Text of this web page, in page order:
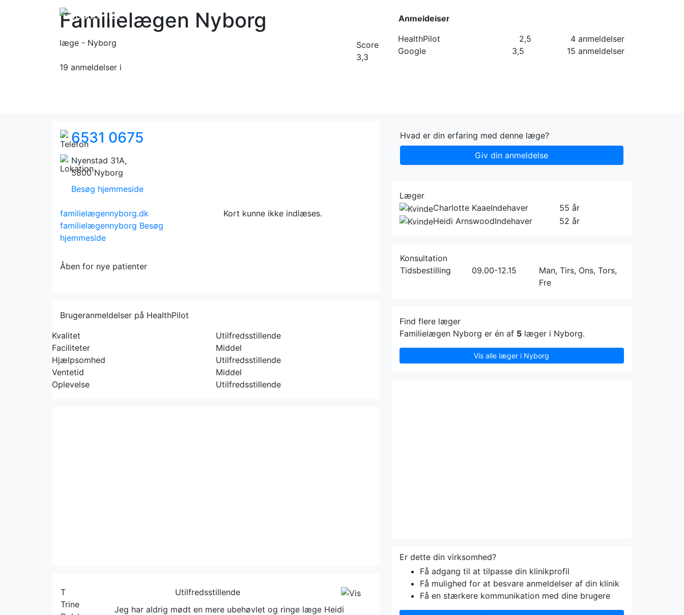
Forside Kategorier
Familielægen Nyborg
læge - Nyborg
19 anmeldelser i
Score
3,3
Anmeldelser
HealthPilot
2,5
4 anmeldelser
Google
3,5 15 anmeldelser
6531 0675
Nyenstad 31A,
5800 Nyborg
Besøg hjemmeside
familielægennyborg.dk
familielægennyborg Besøg
hjemmeside
Kort kunne ikke indlæses.
Åben for nye patienter
Brugeranmeldelser på HealthPilot
Kvalitet
Utilfredsstillende
Faciliteter
Middel
Hjælpsomhed
Utilfredsstillende
Ventetid
Middel
Oplevelse
Utilfredsstillende
T
Trine
Utilfredsstillende
Jeg har aldrig mødt en mere ubehøvlet og ringe læge Heidi
Hvad er din erfaring med denne læge?
Giv din anmeldelse
Læger
Charlotte KaaeIndehaver
55 år
Heidi ArnswoodIndehaver 52 år
Konsultation
Tidsbestilling
09.00-12.15
Man, Tirs, Ons, Tors,
Fre
Find flere læger
Familielægen Nyborg er én af 5læger i Nyborg.
Vis alle læger i Nyborg
Er dette din virksomhed?
Få adgang til at tilpasse din klinikprofil
Få mulighed for at besvare anmeldelser af din klinik
Få en stærkere kommunikation med dine brugere